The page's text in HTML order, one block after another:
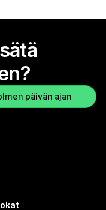
päivän ajan